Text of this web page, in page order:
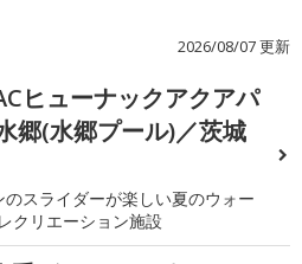
2026/08/07 更新
ヒューナックアクアパ
郷(水郷プール)／茨城
のスライダーが楽しい夏のウォー
クリエーション施設